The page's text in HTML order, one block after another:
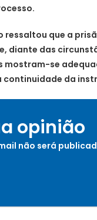
ressaltou que a
diante das
mostram-se
continuidade da
opinião
não será